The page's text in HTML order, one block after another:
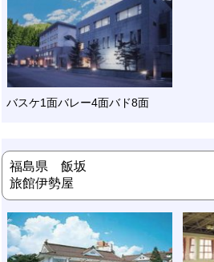
バスケ1面バレー4面バド8面
福島県 飯坂
旅館伊勢屋